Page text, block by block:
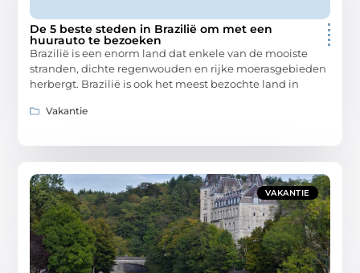
De 5 beste steden in Brazilië om met een
huurauto te bezoeken
Brazilië is een enorm land dat enkele van de mooiste
stranden, dichte regenwouden en rijke moerasgebieden
herbergt. Brazilië is ook het meest bezochte land in
Vakantie
VAKANTIE